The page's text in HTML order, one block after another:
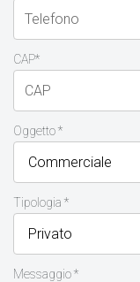
CAP*
Oggetto *
Tipologia *
Messaggio *